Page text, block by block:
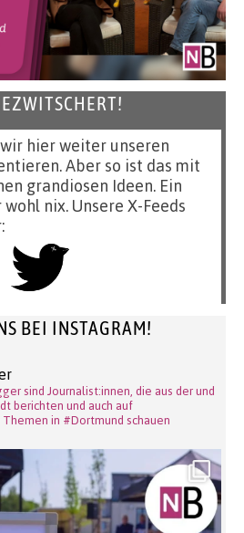
hier weiter unseren
Aber so ist das mit
grandiosen Ideen. Ein
nix. Unsere X-Feeds
BEI INSTAGRAM!
sind Journalist:innen, die aus der und
berichten und auch auf
in #Dortmund schauen